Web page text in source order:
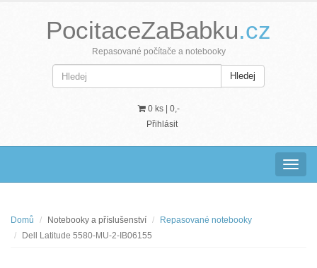
PocitaceZaBabku.cz
Repasované počítače a notebooky
Hledej
0 ks | 0,-
Přihlásit
Domů Notebooky a příslušenství
Repasované notebooky
Dell Latitude 5580-MU-2-IB06155